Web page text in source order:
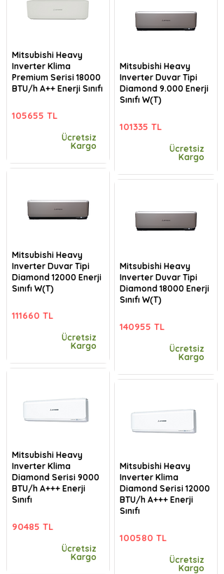
Mitsubishi Heavy
Inverter Klima
Premium Serisi 18000
BTU/h A++ Enerji Sınıfı
105655 TL
Ücretsiz
Kargo
Mitsubishi Heavy
Inverter Duvar Tipi
Diamond 12000 Enerji
Sınıfı W(T)
111660 TL
Ücretsiz
Kargo
Mitsubishi Heavy
Inverter Klima
Diamond Serisi 9000
BTU/h A+++ Enerji
Sınıfı
90485 TL
Ücretsiz
Kargo
Mitsubishi Heavy
Inverter Duvar Tipi
Diamond 9.000 Enerji
Sınıfı W(T)
101335 TL
Ücretsiz
Kargo
Mitsubishi Heavy
Inverter Duvar Tipi
Diamond 18000 Enerji
Sınıfı W(T)
140955 TL
Ücretsiz
Kargo
Mitsubishi Heavy
Inverter Klima
Diamond Serisi 12000
BTU/h A+++ Enerji
Sınıfı
100580 TL
Ücretsiz
Kargo